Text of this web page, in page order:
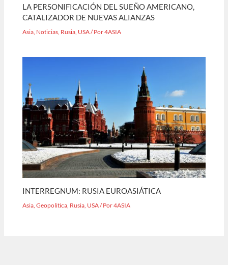
LA PERSONIFICACIÓN DEL SUEÑO AMERICANO,
CATALIZADOR DE NUEVAS ALIANZAS
Asia Noticias Rusia USA/ Por4ASIA
INTERREGNUM: RUSIA EUROASIÁTICA
Asia ,Geopolitica Rusia USA/ Por4ASIA